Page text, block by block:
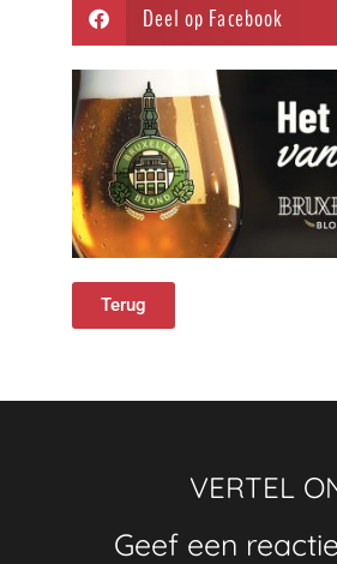
Deel op Facebook
Terug
VERTEL
Geef een reactie